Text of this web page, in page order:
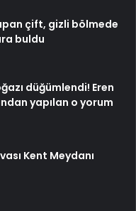
çift, gizli bölmede
buldu
düğümlendi! Eren
yapılan o yorum
Kent Meydanı